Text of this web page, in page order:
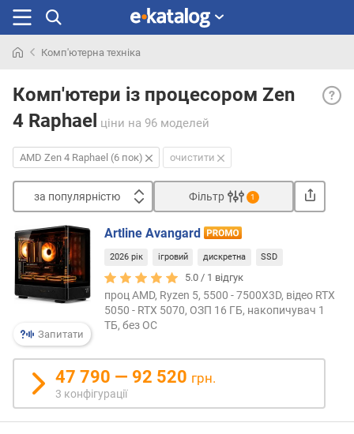
раніше
Комп'ютерна техніка
Комп'ютери із процесором Zen
4 Raphael
ціни на 96 моделей
AMD
Zen
на
2022
року.
AMD Zen 4 Raphael (6 пок) очистити
за популярністю
з
а
п
о
л
я
р
н
і
с
Фільтр 1
Запитати
Artline Avangard
2026 рік ігровий дискретна SSD
5.0 / 1 відгук
проц AMD, Ryzen 5, 5500 - 7500X3D, відео RTX
5050 - RTX 5070, ОЗП 16 ГБ, накопичувач 1
ТБ, без ОС
47 790 — 92 520 грн.
3 конфігурації